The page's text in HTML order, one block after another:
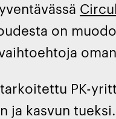
on
PK-
ja kasvun